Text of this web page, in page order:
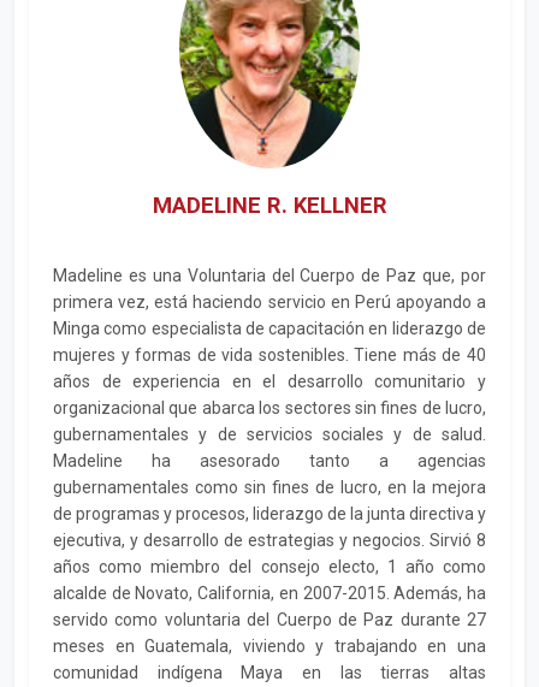
MADELINE R. KELLNER
Madeline es una Voluntaria del Cuerpo de Paz que, por
primera vez, está haciendo servicio en Perú apoyando a
Minga como especialista de capacitación en liderazgo de
mujeres y formas de vida sostenibles. Tiene más de 40
años de experiencia en el desarrollo comunitario y
organizacional que abarca los sectores sin fines de lucro,
gubernamentales y de servicios sociales y de salud.
Madeline ha asesorado tanto a agencias
gubernamentales como sin fines de lucro, en la mejora
de programas y procesos, liderazgo de la junta directiva y
ejecutiva, y desarrollo de estrategias y negocios. Sirvió 8
años como miembro del consejo electo, 1 año como
alcalde de Novato, California, en 2007-2015. Además, ha
servido como voluntaria del Cuerpo de Paz durante 27
meses en Guatemala, viviendo y trabajando en una
comunidad indígena Maya en las tierras altas